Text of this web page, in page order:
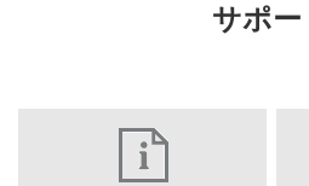
サポー